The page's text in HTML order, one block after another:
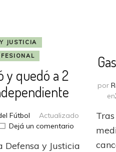
JUSTICIA
y quedó a 2
Fútbol
Actualizado
Dejá un comentarioen
Aldosivi
ganó
Defensa y Justicia
por
en